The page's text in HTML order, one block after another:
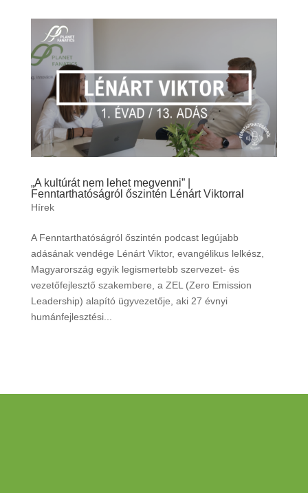
„A kultúrát nem lehet megvenni” |
Fenntarthatóságról őszintén Lénárt Viktorral
Hírek
A Fenntarthatóságról őszintén podcast legújabb
adásának vendége Lénárt Viktor, evangélikus lelkész,
Magyarország egyik legismertebb szervezet- és
vezetőfejlesztő szakembere, a ZEL (Zero Emission
Leadership) alapító ügyvezetője, aki 27 évnyi
humánfejlesztési...